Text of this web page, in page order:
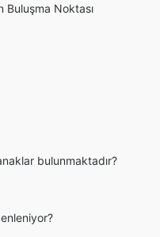
Noktası
bulunmaktadır?